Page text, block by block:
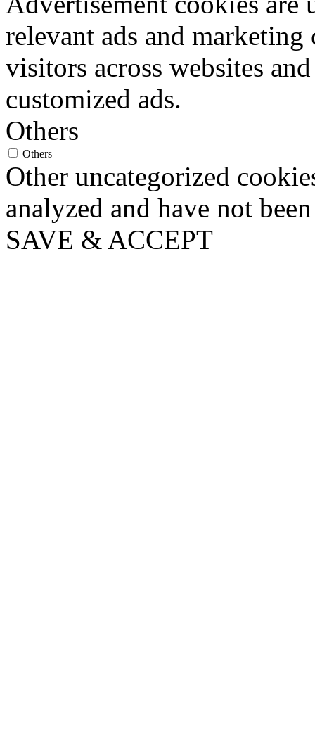
relevant ads and marketing
visitors across websites
customized ads.
Others
Others
Other uncategorized
analyzed and have not
SAVE & ACCEPT